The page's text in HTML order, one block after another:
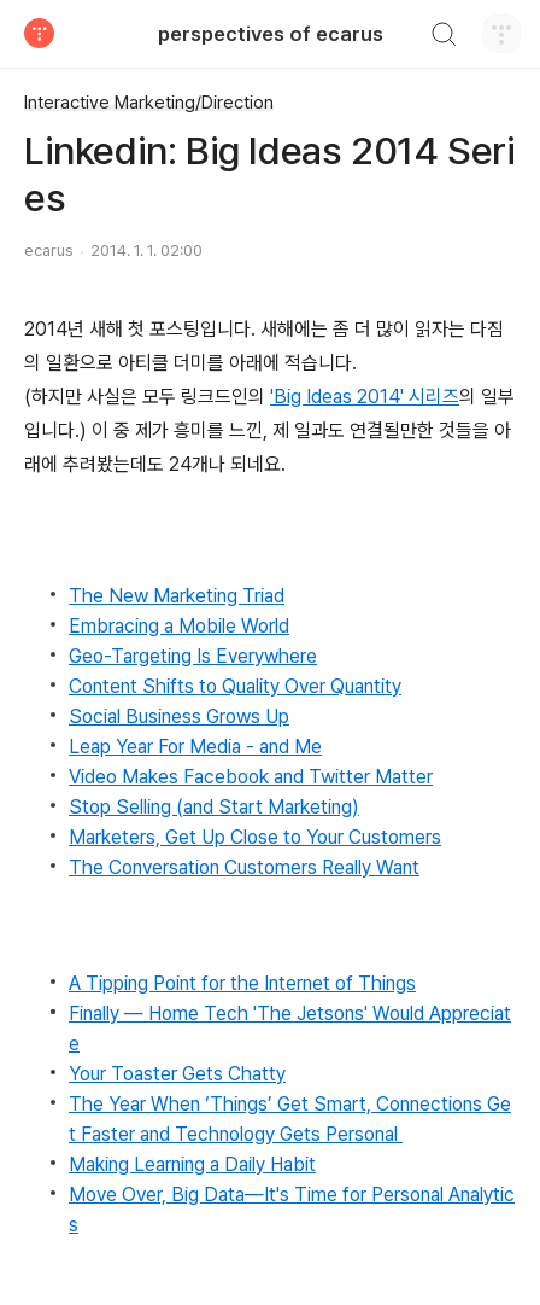
perspectives of ecarus
Interactive Marketing/Direction
Linkedin: Big Ideas 2014 Seri
es
ecarus 2014. 1. 1. 02:00
2014년 새해 첫 포스팅입니다. 새해에는 좀 더 많이 읽자는 다짐
의 일환으로 아티클 더미를 아래에 적습니다.
(하지만 사실은 모두 링크드인의 'Big Ideas 2014' 시리즈의 일부
입니다.) 이 중 제가 흥미를 느낀, 제 일과도 연결될만한 것들을 아
래에 추려봤는데도 24개나 되네요.
The New Marketing Triad
Embracing a Mobile World
Geo-Targeting Is Everywhere
Content Shifts to Quality Over Quantity
Social Business Grows Up
Leap Year For Media - and Me
Video Makes Facebook and Twitter Matter
Stop Selling (and Start Marketing)
Marketers, Get Up Close to Your Customers
The Conversation Customers Really Want
A Tipping Point for the Internet of Things
Finally — Home Tech 'The Jetsons' Would Appreciat
e
Your Toaster Gets Chatty
The Year When ‘Things’ Get Smart, Connections Ge
t Faster and Technology Gets Personal
Making Learning a Daily Habit
Move Over, Big Data—It's Time for Personal Analytic
s